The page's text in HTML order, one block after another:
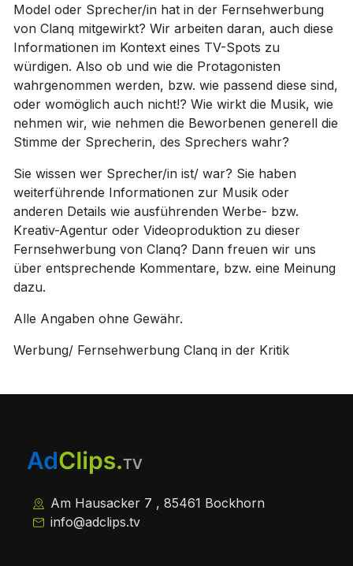
Model oder Sprecher/in hat in der Fernsehwerbung
von Clanq mitgewirkt? Wir arbeiten daran, auch diese
Informationen im Kontext eines TV-Spots zu
würdigen. Also ob und wie die Protagonisten
wahrgenommen werden, bzw. wie passend diese sind,
oder womöglich auch nicht!? Wie wirkt die Musik, wie
nehmen wir, wie nehmen die Beworbenen generell die
Stimme der Sprecherin, des Sprechers wahr?
Sie wissen wer Sprecher/in ist/ war? Sie haben
weiterführende Informationen zur Musik oder
anderen Details wie ausführenden Werbe- bzw.
Kreativ-Agentur oder Videoproduktion zu dieser
Fernsehwerbung von Clanq? Dann freuen wir uns
über entsprechende Kommentare, bzw. eine Meinung
dazu.
Alle Angaben ohne Gewähr.
Werbung/ Fernsehwerbung Clanq in der Kritik
Am Hausacker 7 , 85461 Bockhorn
info@adclips.tv